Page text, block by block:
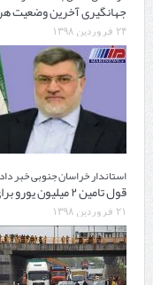
جهانگیری آخرین وضعیت
۲۴ فروردین ۱۳۹۸
استاندار خراسان جنوبی خبر داد
قول تامین ۲ میلیون یورو برای اتمام پروژه ماهیرود به فراه
۲۱ فروردین ۱۳۹۸